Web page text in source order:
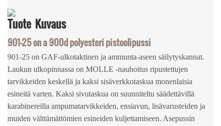
Tuote Kuvaus
901-25 on a900d polyesteripistoolipussi
901-25 on GAF-ulkotaktinen ja ammunta-aseen säilytyskannat.
Laukun ulkopinnassa on MOLLE -nauhoitus ripustettujen
tarvikkeiden keskellä ja kaksi sisäverkkotaskua monenlaisia ​​
esineitä varten. Kaksi sivutaskua on suunniteltu säädettävillä
karabinereilla ampumatarvikkeiden, ensiavun, lisävarusteiden ja
muiden välttämättömien esineiden kuljettamiseen. Asepussin